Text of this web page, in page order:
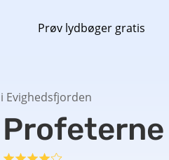
Prøv lydbøger gratis
Evighedsfjorden